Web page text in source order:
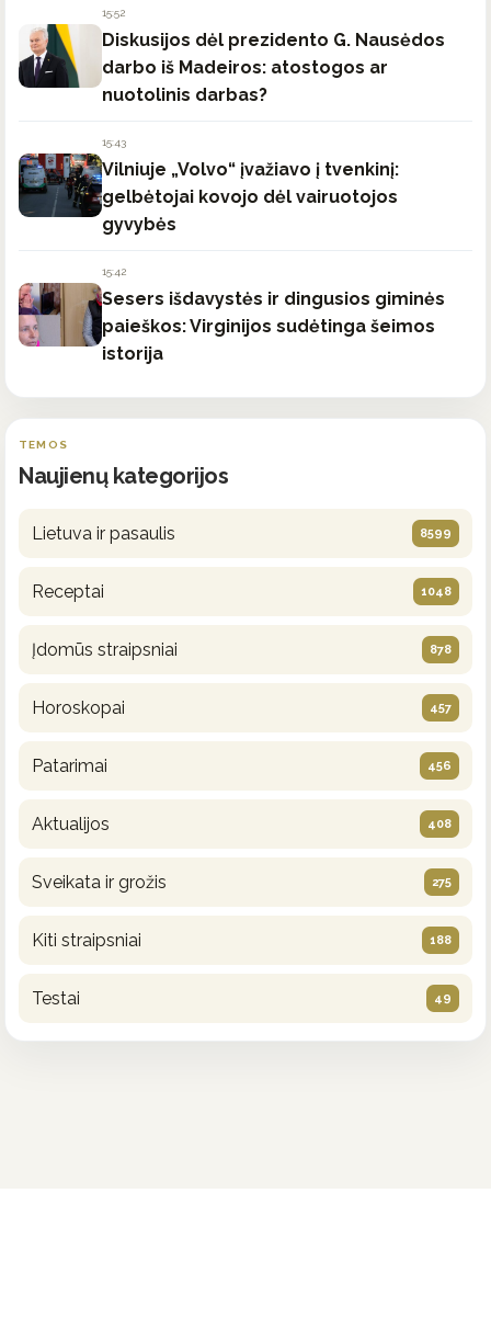
15:52
Diskusijos dėl prezidento G. Nausėdos
darbo iš Madeiros: atostogos ar
nuotolinis darbas?
15:43
Vilniuje „Volvo“ įvažiavo į tvenkinį:
gelbėtojai kovojo dėl vairuotojos
gyvybės
15:42
Sesers išdavystės ir dingusios giminės
paieškos: Virginijos sudėtinga šeimos
istorija
TEMOS
Naujienų kategorijos
Lietuva ir pasaulis 8599
Receptai 1048
Įdomūs straipsniai 878
Horoskopai 457
Patarimai 456
Aktualijos 408
Sveikata ir grožis 275
Kiti straipsniai 188
Testai 49